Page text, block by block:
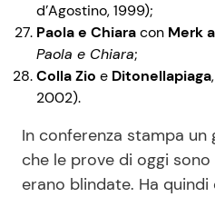
d’Agostino, 1999);
Paola e Chiaracon Merk
Paola e Chiara;
Colla Zio e Ditonellapiaga,
2002).
In conferenza stampa
che le prove di oggi sono
erano blindate. Ha